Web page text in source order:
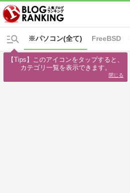
※パソコン(全て) FreeBSD
【Tips】このアイコンをタップすると、
カテゴリ一覧を表示できます。
閉じる